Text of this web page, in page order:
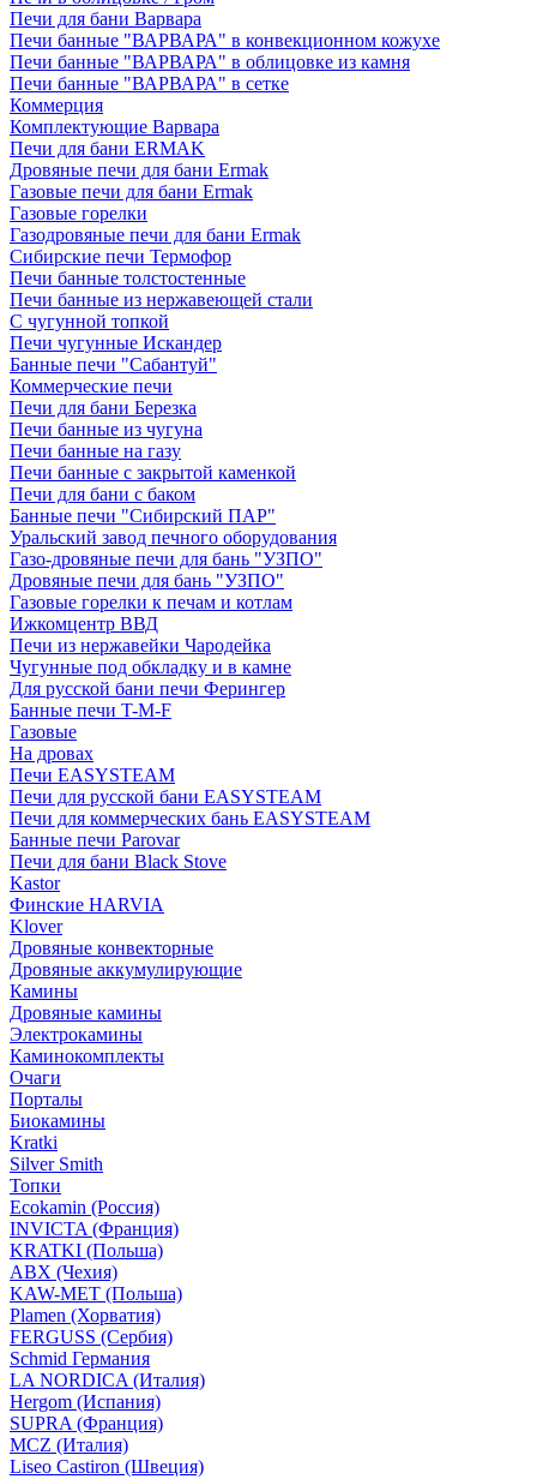
Печи для бани Варвара
Печи банные "ВАРВАРА" в конвекционном кожухе
Печи банные "ВАРВАРА" в облицовке из камня
Печи банные "ВАРВАРА" в сетке
Коммерция
Комплектующие Варвара
Печи для бани ERMAK
Дровяные печи для бани Ermak
Газовые печи для бани Ermak
Газовые горелки
Газодровяные печи для бани Ermak
Сибирские печи Термофор
Печи банные толстостенные
Печи банные из нержавеющей стали
С чугунной топкой
Печи чугунные Искандер
Банные печи "Сабантуй"
Коммерческие печи
Печи для бани Березка
Печи банные из чугуна
Печи банные на газу
Печи банные с закрытой каменкой
Печи для бани с баком
Банные печи "Сибирский ПАР"
Уральский завод печного оборудования
Газо-дровяные печи для бань "УЗПО"
Дровяные печи для бань "УЗПО"
Газовые горелки к печам и котлам
Ижкомцентр ВВД
Печи из нержавейки Чародейка
Чугунные под обкладку и в камне
Для русской бани печи Ферингер
Банные печи T-M-F
Газовые
На дровах
Печи EASYSTEAM
Печи для русской бани EASYSTEAM
Печи для коммерческих бань EASYSTEAM
Банные печи Parovar
Печи для бани Black Stove
Kastor
Финские HARVIA
Klover
Дровяные конвекторные
Дровяные аккумулирующие
Камины
Дровяные камины
Электрокамины
Каминокомплекты
Очаги
Порталы
Биокамины
Kratki
Silver Smith
Топки
Ecokamin (Россия)
INVICTA (Франция)
KRATKI (Польша)
ABX (Чехия)
KAW-MET (Польша)
Plamen (Хорватия)
FERGUSS (Сербия)
Schmid Германия
LA NORDICA (Италия)
Hergom (Испания)
SUPRA (Франция)
MCZ (Италия)
Liseo Castiron (Швеция)